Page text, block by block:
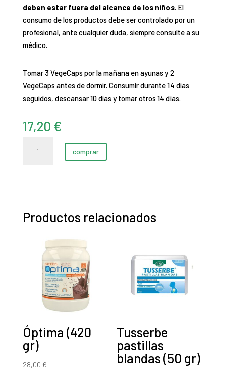
deben estar fuera del alcance de los niños. El
consumo de los productos debe ser controlado por un
profesional, ante cualquier duda, siempre consulte a su
médico.
Tomar 3 VegeCaps por la mañana en ayunas y 2
VegeCaps antes de dormir. Consumir durante 14 días
seguidos, descansar 10 días y tomar otros 14 días.
17,20 €
comprar
Productos relacionados
Óptima (420
gr)
28,00 €
Tusserbe
pastillas
blandas (50 gr)